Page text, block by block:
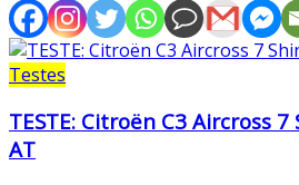
Testes
TESTE: Citroën C3 Aircross
AT